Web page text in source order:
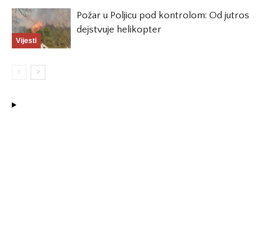
Vijesti
Požar u Poljicu pod kontrolom: Od jutros
dejstvuje helikopter